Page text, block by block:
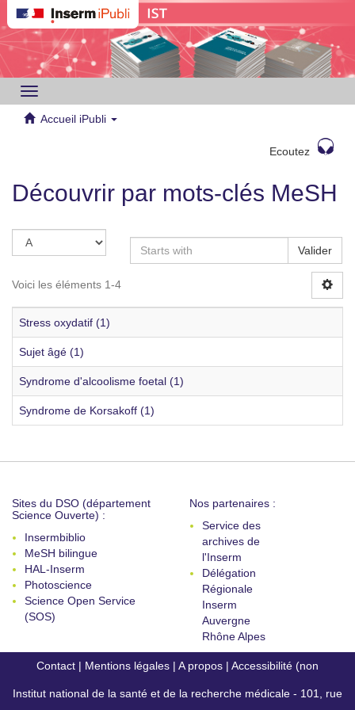
Toggle
navigation
Accueil iPubli
Ecoutez
Découvrir par mots-clés MeSH
Valider
Voici les éléments 1-4
Stress oxydatif (1)
Sujet âgé (1)
Syndrome d'alcoolisme foetal (1)
Syndrome de Korsakoff (1)
Sites du DSO (département
Science Ouverte) :
Insermbiblio
MeSH bilingue
HAL-Inserm
Photoscience
Science Open Service
(SOS)
Nos partenaires :
Service des
archives de
l'Inserm
Délégation
Régionale
Inserm
Auvergne
Rhône Alpes
Contact | Mentions légales | A propos | Accessibilité (non
conforme)
Institut national de la santé et de la recherche médicale - 101, rue